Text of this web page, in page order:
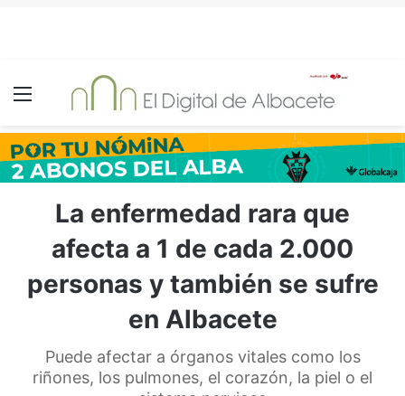
Menú
La enfermedad rara que
afecta a 1 de cada 2.000
personas y también se sufre
en Albacete
Puede afectar a órganos vitales como los
riñones, los pulmones, el corazón, la piel o el